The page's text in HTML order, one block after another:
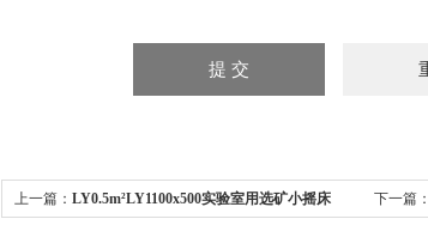
上一篇： LY0.5m²LY1100x500实验室用选矿小摇床 下一篇：